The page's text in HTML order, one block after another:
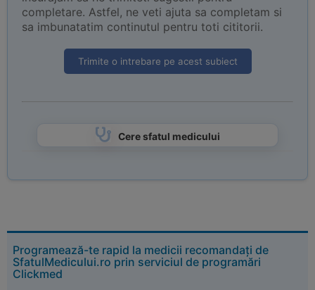
completare. Astfel, ne veti ajuta sa completam si
sa imbunatatim continutul pentru toti cititorii.
Trimite o intrebare pe acest subiect
Cere sfatul medicului
Programează-te rapid la medicii recomandați de
SfatulMedicului.ro prin serviciul de programări
Clickmed